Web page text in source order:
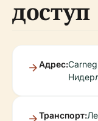
доступ
Адрес:
Транспорт: